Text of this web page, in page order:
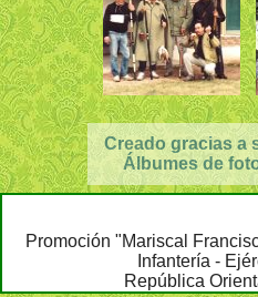
Creado gracias a
Álbumes de
Promoción "Mariscal
Infantería -
República